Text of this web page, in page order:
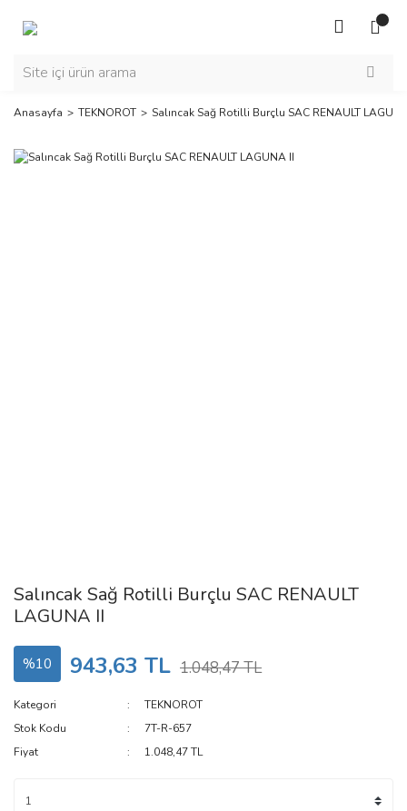
Anasayfa TEKNOROT Salıncak Sağ Rotilli Burçlu SAC RENAULT
Salıncak Sağ Rotilli Burçlu SAC RENAULT
LAGUNA II
%10 943,63 TL 1.048,47 TL
Kategori
TEKNOROT
Stok Kodu
7T-R-657
Fiyat
1.048,47 TL